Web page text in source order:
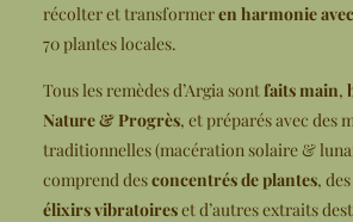
récolter et transformeren harmonie
70 plantes locales.
Tous les remèdes d’Argia sontfaits main,
Nature & Progrès, et préparés avec des
traditionnelles (macération solaire &
comprend desconcentrés de plantes, des
élixirs vibratoireset d’autres extraits